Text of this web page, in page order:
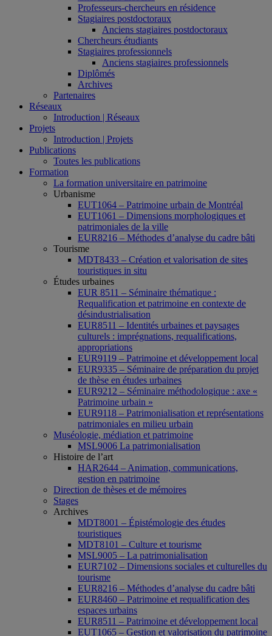
Professeurs-chercheurs en résidence
Stagiaires postdoctoraux
Anciens stagiaires postdoctoraux
Chercheurs étudiants
Stagiaires professionnels
Anciens stagiaires professionnels
Diplômés
Archives
Partenaires
Réseaux
Introduction | Réseaux
Projets
Introduction | Projets
Publications
Toutes les publications
Formation
La formation universitaire en patrimoine
Urbanisme
EUT1064 – Patrimoine urbain de Montréal
EUT1061 – Dimensions morphologiques et
patrimoniales de la ville
EUR8216 – Méthodes d’analyse du cadre bâti
Tourisme
MDT8433 – Création et valorisation de sites
touristiques in situ
Études urbaines
EUR 8511 – Séminaire thématique :
Requalification et patrimoine en contexte de
désindustrialisation
EUR8511 – Identités urbaines et paysages
culturels : imprégnations, requalifications,
appropriations
EUR9119 – Patrimoine et développement local
EUR9335 – Séminaire de préparation du projet
de thèse en études urbaines
EUR9212 – Séminaire méthodologique : axe «
Patrimoine urbain »
EUR9118 – Patrimonialisation et représentations
patrimoniales en milieu urbain
Muséologie, médiation et patrimoine
MSL9006 La patrimonialisation
Histoire de l’art
HAR2644 – Animation, communications,
gestion en patrimoine
Direction de thèses et de mémoires
Stages
Archives
MDT8001 – Épistémologie des études
touristiques
MDT8101 – Culture et tourisme
MSL9005 – La patrimonialisation
EUR7102 – Dimensions sociales et culturelles du
tourisme
EUR8216 – Méthodes d’analyse du cadre bâti
EUR8460 – Patrimoine et requalification des
espaces urbains
EUR8511 – Patrimoine et développement local
EUT1065 – Gestion et valorisation du patrimoine